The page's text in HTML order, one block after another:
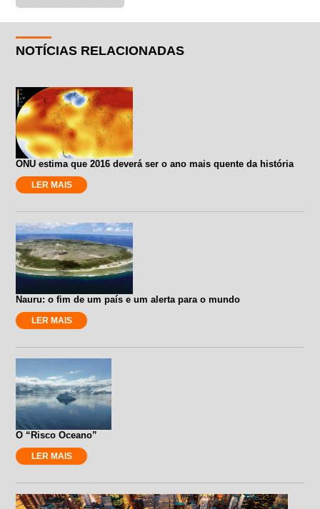
NOTÍCIAS RELACIONADAS
ONU estima que 2016 deverá ser o ano mais quente da história
LER MAIS
Nauru: o fim de um país e um alerta para o mundo
LER MAIS
O “Risco Oceano”
LER MAIS